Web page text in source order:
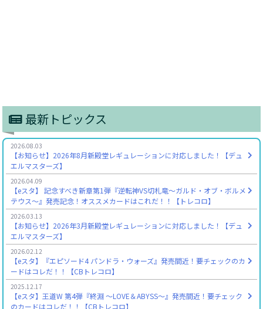
最新トピックス
2026.08.03
【お知らせ】2026年8月新殿堂レギュレーションに対応しました！【デュ
エルマスターズ】
2026.04.09
【eスタ】 記念すべき新章第1弾『逆転神VS切札竜～ガルド・オブ・ボルメ
テウス～』発売記念！オススメカードはこれだ！！【トレコロ】
2026.03.13
【お知らせ】2026年3月新殿堂レギュレーションに対応しました！【デュ
エルマスターズ】
2026.02.12
【eスタ】『エピソード4 パンドラ・ウォーズ』発売間近！要チェックのカ
ードはコレだ！！【CBトレコロ】
2025.12.17
【eスタ】王道W 第4弾『終淵 ～LOVE＆ABYSS～』発売間近！要チェック
のカードはコレだ！！【CBトレコロ】